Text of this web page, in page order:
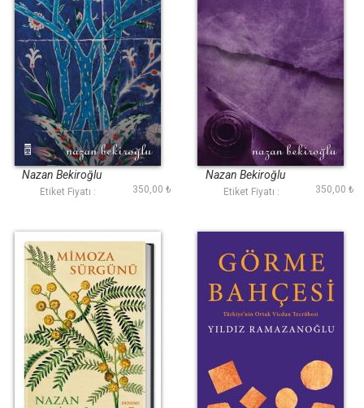
Mavi Lâle
Nazan Bekiroğlu
Etiket Fiyatı : 350,00 ₺
Mor Mürekkep
Nazan Bekiroğlu
Etiket Fiyatı : 350,00 ₺